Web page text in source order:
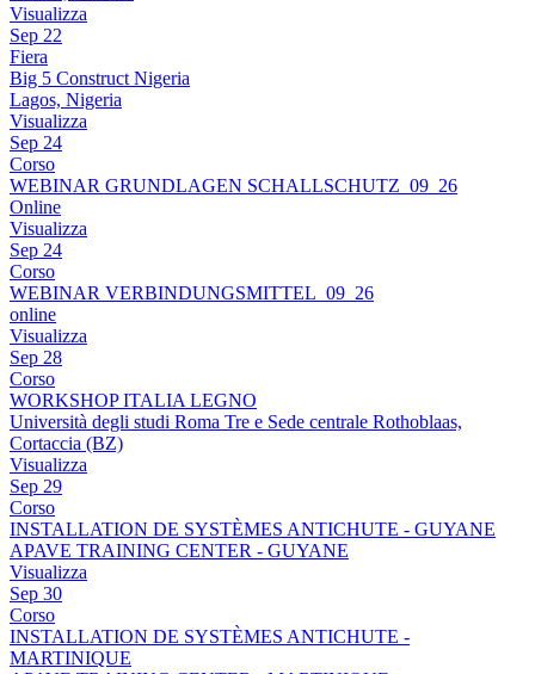
Visualizza
Sep 22
Fiera
Big 5 Construct Nigeria
Lagos, Nigeria
Visualizza
Sep 24
Corso
WEBINAR GRUNDLAGEN SCHALLSCHUTZ_09_26
Online
Visualizza
Sep 24
Corso
WEBINAR VERBINDUNGSMITTEL_09_26
online
Visualizza
Sep 28
Corso
WORKSHOP ITALIA LEGNO
Università degli studi Roma Tre e Sede centrale Rothoblaas,
Cortaccia (BZ)
Visualizza
Sep 29
Corso
INSTALLATION DE SYSTÈMES ANTICHUTE - GUYANE
APAVE TRAINING CENTER - GUYANE
Visualizza
Sep 30
Corso
INSTALLATION DE SYSTÈMES ANTICHUTE -
MARTINIQUE